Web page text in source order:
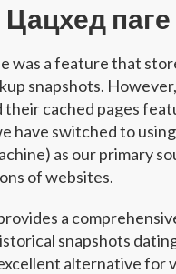
Цацхед паге
was a feature that
snapshots.
cached pages
have switched to
as our primary
of websites.
a
snapshots
alternative for